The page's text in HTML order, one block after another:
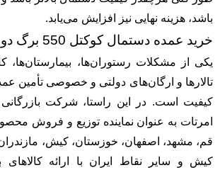
باشد، هزینه نهایی نیز افزایش می‌یابد.
خرید عمده دستمال کوکتل 550 برگ دولایه حریر
یکی از مشکلات رستوران‌ها، بیمارستان‌ها،
تالارها و ارگان‌های دولتی و خصوصی تأمین
کیفیت است. در این راستا، شرکت
امرتات به عنوان نماینده توزیع و فروش
قم، مشهد، اصفهان، خوزستان، کیش، مازندران،
کیش و سایر نقاط ایران با ارائه کالاهای